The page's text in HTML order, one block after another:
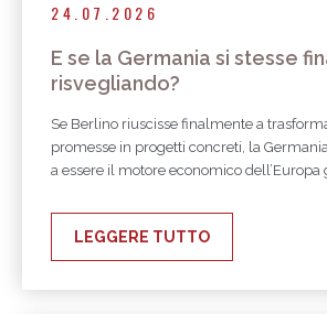
24.07.2026
E se la Germania si stesse
risvegliando?
Se Berlino riuscisse finalmente a
promesse in progetti concreti, la
a essere il motore economico dell’Europa
LEGGERE TUTTO